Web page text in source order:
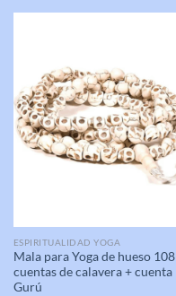
ESPIRITUALIDAD YOGA
Mala para Yoga de hueso 108
cuentas de calavera + cuenta
Gurú